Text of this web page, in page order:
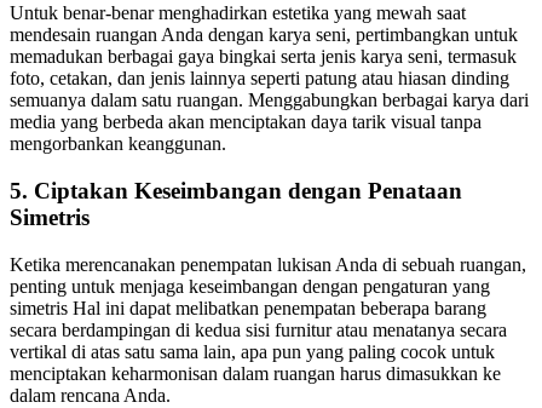
Untuk benar-benar menghadirkan estetika yang mewah saat
mendesain ruangan Anda dengan karya seni, pertimbangkan untuk
memadukan berbagai gaya bingkai serta jenis karya seni, termasuk
foto, cetakan, dan jenis lainnya seperti patung atau hiasan dinding
semuanya dalam satu ruangan. Menggabungkan berbagai karya dari
media yang berbeda akan menciptakan daya tarik visual tanpa
mengorbankan keanggunan.
5. Ciptakan Keseimbangan dengan Penataan
Simetris
Ketika merencanakan penempatan lukisan Anda di sebuah ruangan,
penting untuk menjaga keseimbangan dengan pengaturan yang
simetris Hal ini dapat melibatkan penempatan beberapa barang
secara berdampingan di kedua sisi furnitur atau menatanya secara
vertikal di atas satu sama lain, apa pun yang paling cocok untuk
menciptakan keharmonisan dalam ruangan harus dimasukkan ke
dalam rencana Anda.